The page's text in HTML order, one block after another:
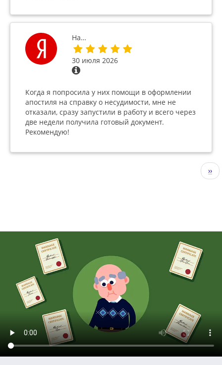
На…
30 июля 2026
Когда я попросила у них помощи в оформлении
апостиля на справку о несудимости, мне не
отказали, сразу запустили в работу и всего через
две недели получила готовый документ.
Рекомендую!
››